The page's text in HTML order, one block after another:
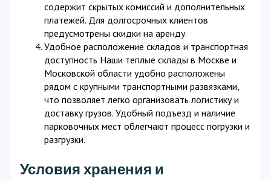
содержит скрытых комиссий и дополнительных
платежей. Для долгосрочных клиентов
предусмотрены скидки на аренду.
Удобное расположение складов и транспортная
доступность Наши теплые склады в Москве и
Московской области удобно расположены
рядом с крупными транспортными развязками,
что позволяет легко организовать логистику и
доставку грузов. Удобный подъезд и наличие
парковочных мест облегчают процесс погрузки и
разгрузки.
Условия хранения и